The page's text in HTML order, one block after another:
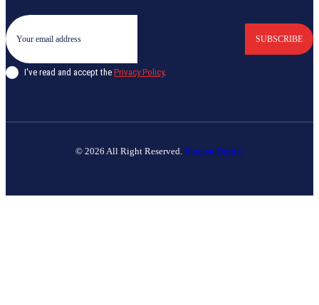
SUBSCRIBE
I've read and accept the Privacy Policy.
© 2026 All Right Reserved. Banyan Digital